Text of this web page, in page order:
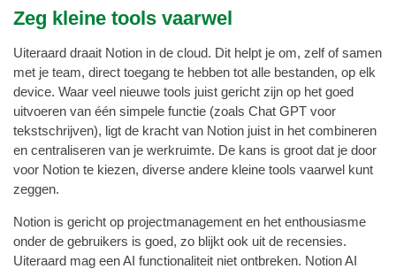
Zeg kleine tools vaarwel
Uiteraard draait Notion in de cloud. Dit helpt je om, zelf of samen
met je team, direct toegang te hebben tot alle bestanden, op elk
device. Waar veel nieuwe tools juist gericht zijn op het goed
uitvoeren van één simpele functie (zoals Chat GPT voor
tekstschrijven), ligt de kracht van Notion juist in het combineren
en centraliseren van je werkruimte. De kans is groot dat je door
voor Notion te kiezen, diverse andere kleine tools vaarwel kunt
zeggen.
Notion is gericht op projectmanagement en het enthousiasme
onder de gebruikers is goed, zo blijkt ook uit de recensies.
Uiteraard mag een AI functionaliteit niet ontbreken. Notion AI